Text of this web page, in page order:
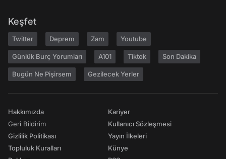
Keşfet
Twitter Deprem Zam Youtube
Günlük Burç Yorumları A101 Tiktok Son Dakika
Bugün Ne Pişirsem Gezilecek Yerler
Hakkımızda
Geri Bildirim
Gizlilik Politikası
Topluluk Kuralları
Kariyer
Kullanıcı Sözleşmesi
Yayın İlkeleri
Künye